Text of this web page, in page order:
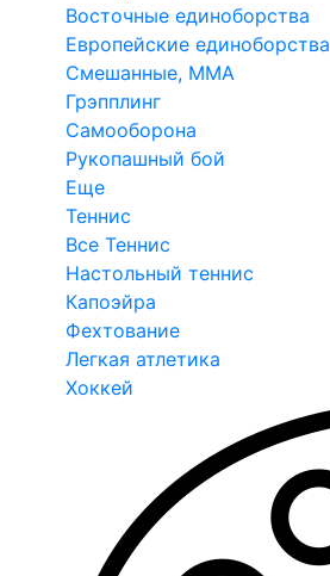
Восточные единоборства
Европейские единоборства
Смешанные, ММА
Грэпплинг
Самооборона
Рукопашный бой
Еще
Теннис
Все Теннис
Настольный теннис
Капоэйра
Фехтование
Легкая атлетика
Хоккей